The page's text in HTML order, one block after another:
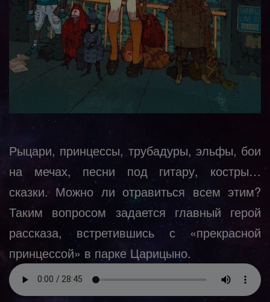
Рыцари, принцессы, трубадуры, эльфы, бои
на мечах, песни под гитару, костры…
сказки. Можно ли отравиться всем этим?
Таким вопросом задается главный герой
рассказа, встретившись с «прекрасной
принцессой» в парке Царицыно.